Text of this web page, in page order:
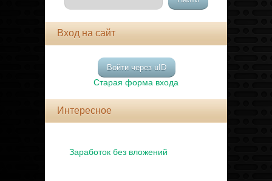
Вход на сайт
Войти через uID
Старая форма входа
Интересное
Заработок без вложений